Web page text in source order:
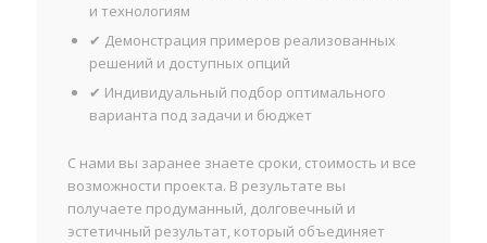
и технологиям
✔ Демонстрация примеров реализованных
решений и доступных опций
✔ Индивидуальный подбор оптимального
варианта под задачи и бюджет
С нами вы заранее знаете сроки, стоимость и все
возможности проекта. В результате вы
получаете продуманный, долговечный и
эстетичный результат, который объединяет